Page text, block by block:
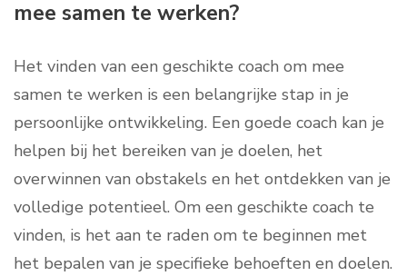
mee samen te werken?
Het vinden van een geschikte coach om mee
samen te werken is een belangrijke stap in je
persoonlijke ontwikkeling. Een goede coach kan je
helpen bij het bereiken van je doelen, het
overwinnen van obstakels en het ontdekken van je
volledige potentieel. Om een geschikte coach te
vinden, is het aan te raden om te beginnen met
het bepalen van je specifieke behoeften en doelen.